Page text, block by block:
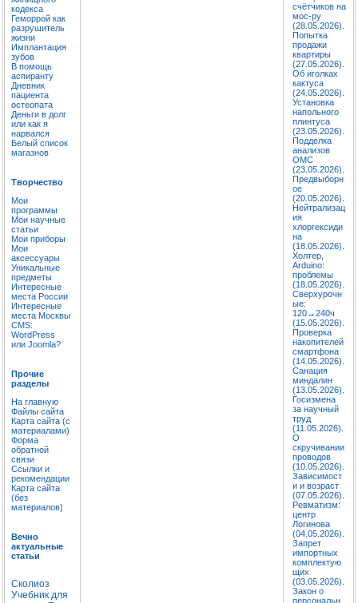
кодекса
Геморрой как
разрушитель
жизни
Имплантация
зубов
В помощь
аспиранту
Дневник
пациента
остеопата
Деньги в долг
или как я
нарвался
Белый список
магазнов
Творчество
Мои
программы
Мои научные
статьи
Мои приборы
Мои
аксессуары
Уникальные
предметы
Интересные
места России
Интересные
места Москвы
CMS:
WordPress
или Joomla?
Прочие
разделы
На главную
Файлы сайта
Карта сайта (с
материалами)
Форма
обратной
связи
Ссылки и
рекомендации
Карта сайта
(без
материалов)
Вечно
актуальные
статьи
Сколиоз
Учебник для
счётчиков на
мос-ру
(28.05.2026).
Попытка
продажи
квартиры
(27.05.2026).
Об иголках
кактуса
(24.05.2026).
Установка
напольного
плинтуса
(23.05.2026).
Подделка
анализов
ОМС
(23.05.2026).
Предвыборн
ое
(20.05.2026).
Нейтрализац
ия
хлоргексиди
на
(18.05.2026).
Холтер,
Arduino:
проблемы
(18.05.2026).
Сверхурочн
ые:
120→240ч
(15.05.2026).
Проверка
накопителей
смартфона
(14.05.2026).
Санация
миндалин
(13.05.2026).
Госизмена
за научный
труд
(11.05.2026).
О
скручивании
проводов
(10.05.2026).
Зависимост
и и возраст
(07.05.2026).
Ревматизм:
центр
Логинова
(04.05.2026).
Запрет
импортных
комплектую
щих
(03.05.2026).
Закон о
персональн